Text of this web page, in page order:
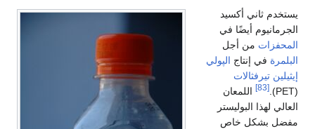
يستخدم ثاني أكسيد
الجرمانيوم أيضًا في
المحفزات من أجل
البلمرة في إنتاج الپولي
إيثيلين تيرفثالات
(PET).
[83]
اللمعان
العالي لهذا البوليستر
مفضل بشكل خاص